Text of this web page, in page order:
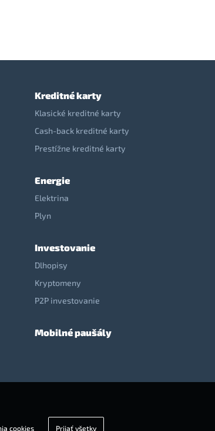
Kreditné karty
Klasické kreditné karty
Cash-back kreditné karty
Prestížne kreditné karty
Energie
Elektrina
Plyn
Investovanie
Dlhopisy
Kryptomeny
P2P investovanie
Mobilné paušály
cookies Prijať všetky